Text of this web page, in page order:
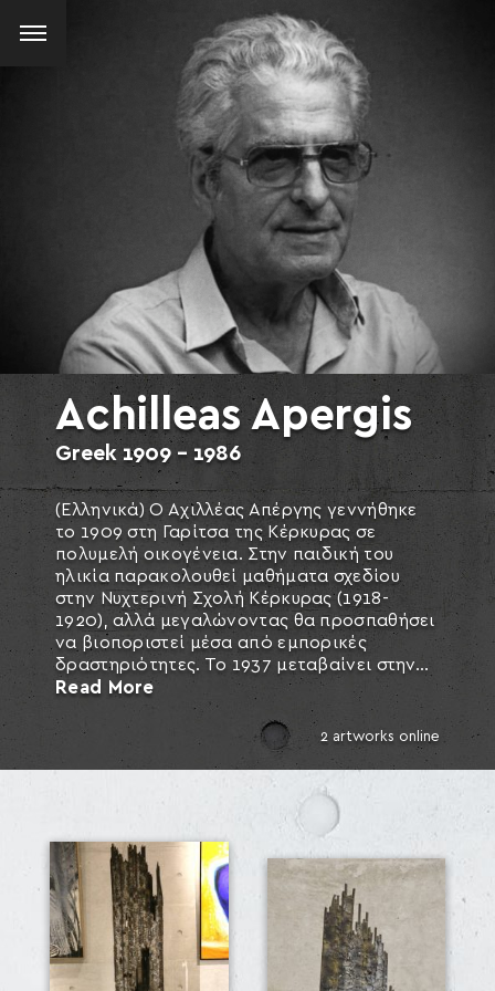
SEARCH AND PRESS ENTER
Achilleas Apergis
Greek 1909 - 1986
(Ελληνικά) Ο Αχιλλέας Απέργης γεννήθηκε
το 1909 στη Γαρίτσα της Κέρκυρας σε
πολυμελή οικογένεια. Στην παιδική του
ηλικία παρακολουθεί μαθήματα σχεδίου
στην Νυχτερινή Σχολή Κέρκυρας (1918-
1920), αλλά μεγαλώνοντας θα προσπαθήσει
να βιοποριστεί μέσα από εμπορικές
δραστηριότητες. Το 1937 μεταβαίνει στην...
Read More
2 artworks online